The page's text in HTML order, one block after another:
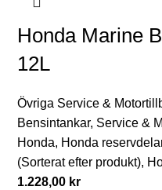
Honda Marine
12L
Övriga Service &
Bensintankar, Service &
Honda, Honda
(Sorterat efter produkt),
1.228,00 kr